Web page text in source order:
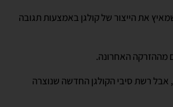
את הייצור של קולגן באמצעות תגובה
רשת סיבי הקולגן החדשה שנוצרה